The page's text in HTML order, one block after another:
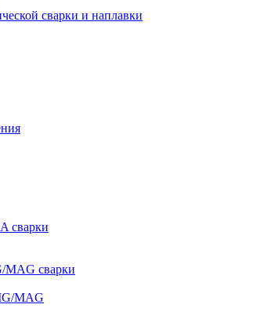
сварки и наплавки
сварки
MAG сварки
MAG